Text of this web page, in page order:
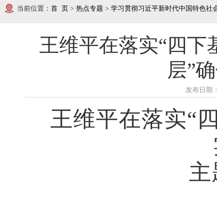
当前位置： 首 页 > 热点专题 > 学习贯彻习近平新时代中国特色社
王维平在落实“四下
层”
发布日期
王维平在落实“